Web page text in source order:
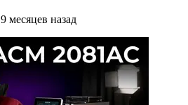
9 месяцев назад